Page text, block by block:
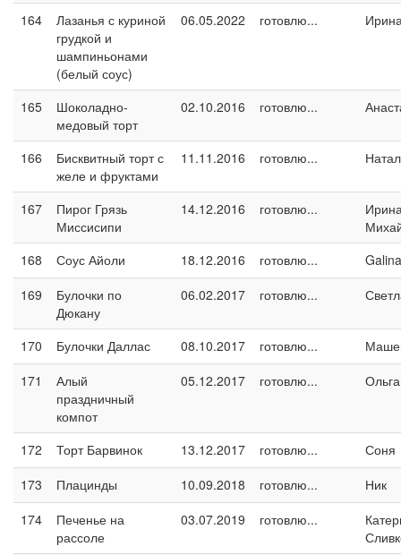
164
Лазанья с куриной
грудкой и
шампиньонами
(белый соус)
06.05.2022 готовлю...
165
Шоколадно-
медовый торт
02.10.2016 готовлю...
166
Бисквитный торт с
желе и фруктами
11.11.2016 готовлю...
167
Пирог Грязь
Миссисипи
14.12.2016 готовлю...
168
Соус Айоли 18.12.2016 готовлю...
169
Булочки по
Дюкану
06.02.2017 готовлю...
170 Булочки Даллас 08.10.2017 готовлю...
171
Алый
праздничный
компот
05.12.2017 готовлю...
172 Торт Барвинок 13.12.2017 готовлю...
Соня
173
Плацинды 10.09.2018 готовлю...
Ник
174
Печенье на
рассоле
03.07.2019 готовлю...